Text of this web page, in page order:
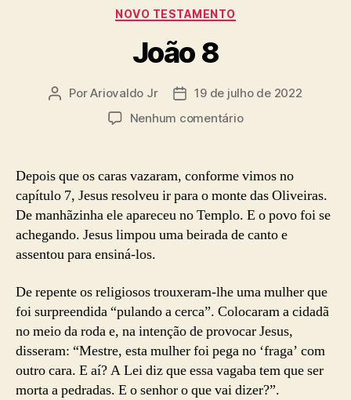
Categorias
NOVO TESTAMENTO
João 8
Autor
PorAriovaldo Jr
Data19 de julho de 2022
Nenhum comentárioem
Depois que os caras vazaram, conforme vimos no
capítulo 7, Jesus resolveu ir para o monte das Oliveiras.
De manhãzinha ele apareceu no Templo. E o povo foi se
achegando. Jesus limpou uma beirada de canto e
assentou para ensiná-los.
De repente os religiosos trouxeram-lhe uma mulher que
foi surpreendida “pulando a cerca”. Colocaram a cidadã
no meio da roda e, na intenção de provocar Jesus,
disseram: “Mestre, esta mulher foi pega no ‘fraga’ com
outro cara. E aí? A Lei diz que essa vagaba tem que ser
morta a pedradas. E o senhor o que vai dizer?”.